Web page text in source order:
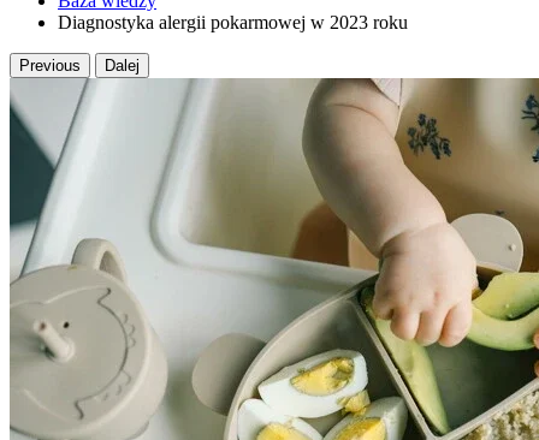
Diagnostyka alergii pokarmowej w 2023 roku
Previous Dalej